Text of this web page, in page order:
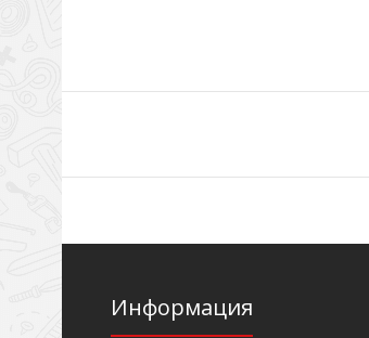
Информация